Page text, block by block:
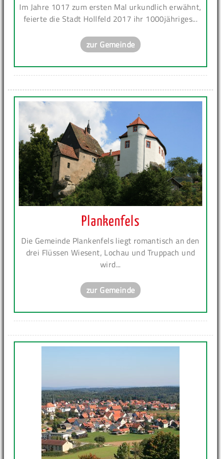
Im Jahre 1017 zum ersten Mal urkundlich erwähnt,
feierte die Stadt Hollfeld 2017 ihr 1000jähriges...
zur Gemeinde
Plankenfels
Die Gemeinde Plankenfels liegt romantisch an den
drei Flüssen Wiesent, Lochau und Truppach und
wird...
zur Gemeinde